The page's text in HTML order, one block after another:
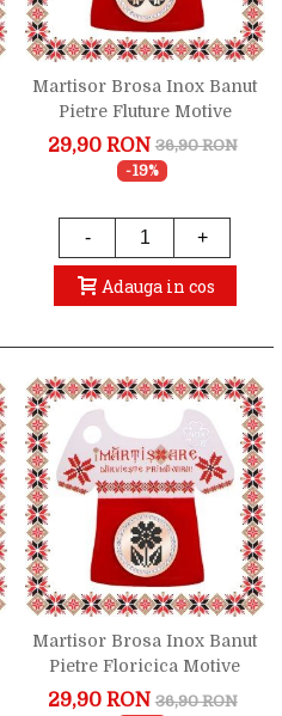
Martisor Brosa Inox Banut
Pietre Fluture Motive
Traditionale Rose Gold
29,90 RON 36,90 RON
-19%
- +
Adauga in cos
Martisor Brosa Inox Banut
Pietre Floricica Motive
Traditionale Rose Gold
29,90 RON 36,90 RON